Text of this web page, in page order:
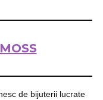
de bijuterii lucrate